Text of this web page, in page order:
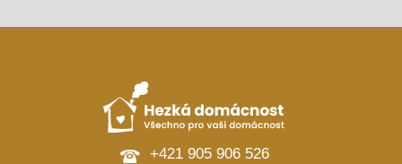
+421 905 906 526